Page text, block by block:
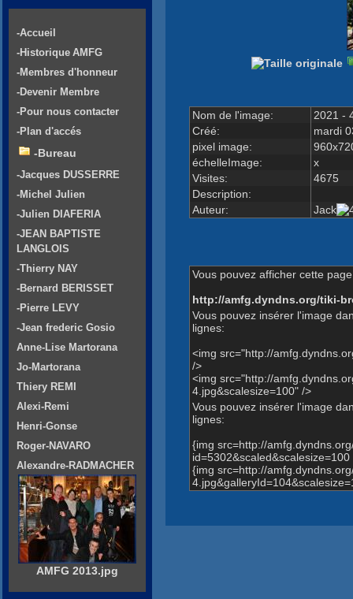
Nom de l'image:
2021 -
Créé:
mardi
pixel image:
échelleImage:
x
Visites:
4675
Description:
Auteur:
Jack
Vous pouvez afficher cette
http://amfg.dyndns.org/tiki-
Vous pouvez insérer l'image
lignes:
<img src="http://
/>
<img src="http://
4.jpg&scalesize=100" />
Vous pouvez insérer l'image
lignes:
{img src=http://
id=5302&scaled&scalesize=100
{img src=http://
-Accueil
-Historique AMFG
-Membres d'honneur
-Devenir Membre
-Pour nous contacter
-Plan d'accés
-Bureau
-Jacques DUSSERRE
-Michel Julien
-Julien DIAFERIA
-JEAN BAPTISTE
LANGLOIS
-Thierry NAY
-Bernard BERISSET
-Pierre LEVY
-Jean frederic Gosio
Anne-Lise Martorana
Jo-Martorana
Thiery REMI
Alexi-Remi
Henri-Gonse
Roger-NAVARO
Alexandre-RADMACHER
AMFG 2013.jpg